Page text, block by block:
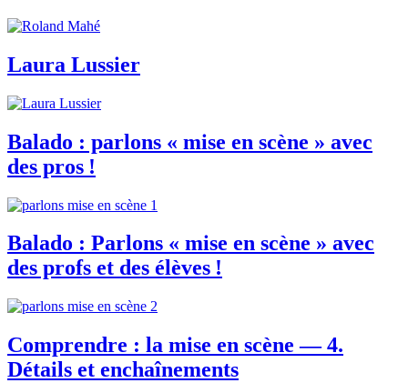
Laura Lussier
Balado : parlons « mise en scène » avec
des pros !
Balado : Parlons « mise en scène » avec
des profs et des élèves !
Comprendre : la mise en scène — 4.
Détails et enchaînements